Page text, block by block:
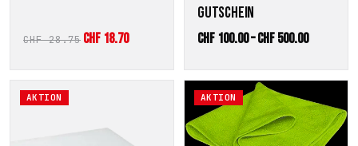
CHF28.75 Ursprünglicher
war:
CHF 18.70Aktueller
ist:
GUTSCHEIN
CHF 100.00–CHF500.00
bis
CHF 500.00
AKTION AKTION